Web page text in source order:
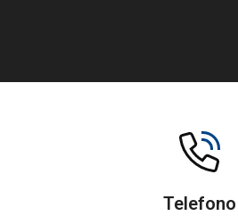
Telefono